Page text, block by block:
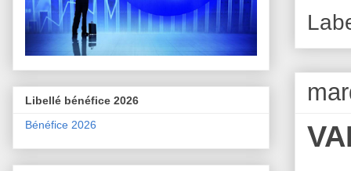
Libellé bénéfice 2026
Bénéfice 2026